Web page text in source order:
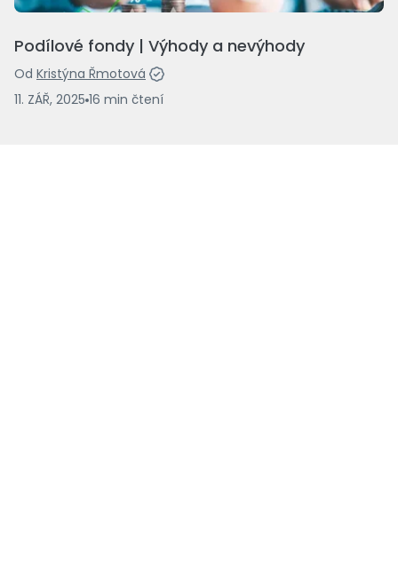
Podílové fondy | Výhody a nevýhody
Od Kristýna Řmotová
11. ZÁŘ, 2025 16 min čtení